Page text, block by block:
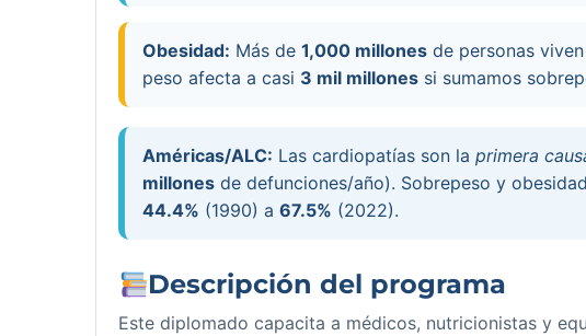
Obesidad: Más de 1,000 millones de personas
peso afecta a casi 3 mil millones si sumamos
Américas/ALC: Las cardiopatías son la primera
millones de defunciones/año). Sobrepeso y
44.4% (1990) a 67.5% (2022).
Descripción del programa
Este diplomado capacita a médicos, nutricionistas y